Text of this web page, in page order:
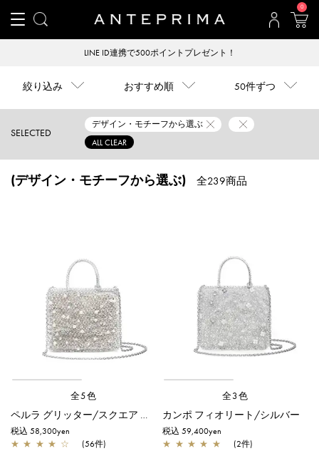
0
LINE ID連携で500ポイントプレゼント！
絞り込み おすすめ順 50件ずつ
SELECTED
デザイン・モチーフから選ぶ
ALL CLEAR
(デザイン・モチーフから選ぶ) 全239商品
全5色
ペルラ グリッター/スクエア スモール/シルバー
税込 58,300yen
★ ★ ★ ★ ☆ (56件)
全3色
カンポ フィオリート/シルバー
税込 59,400yen
★ ★ ★ ★ ★ (2件)